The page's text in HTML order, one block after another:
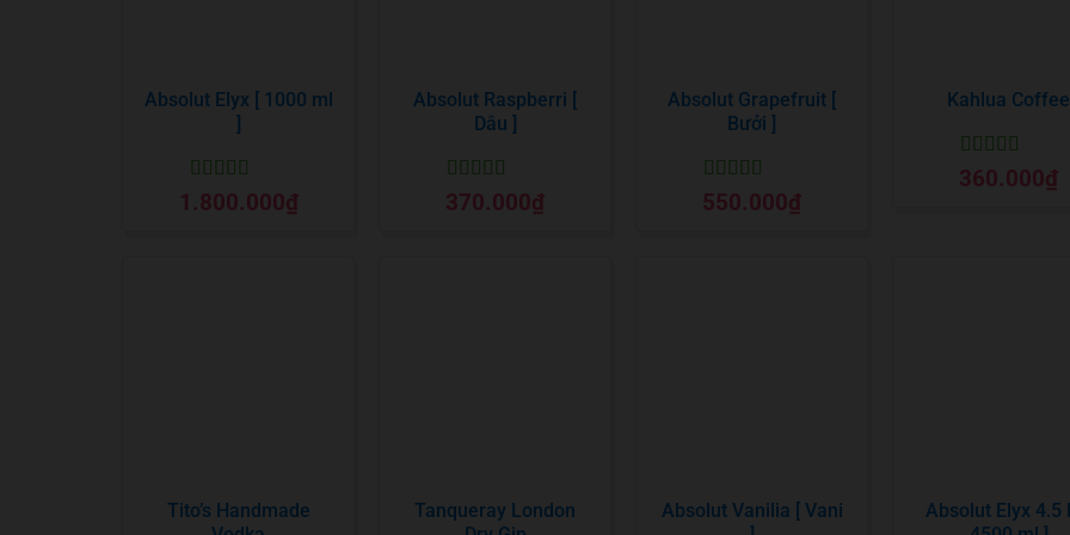
Absolut Elyx [ 1000 ml
]
Được xếp
hạng55 sao
1.800.000₫
Absolut Raspberri [
Dâu ]
Được xếp
hạng55 sao
370.000₫
Absolut Grapefruit [
Bưởi ]
Được xếp
hạng55 sao
550.000₫
Kahlua Coffee
Được xếp
hạng55 sao
360.000₫
Tito’s Handmade
Tanqueray London
Absolut Vanilia [ Vani
Absolut Elyx 4.5